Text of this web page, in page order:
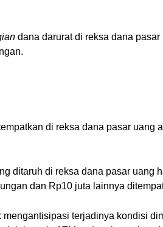
dana darurat di reksa dana
di reksa dana pasar
ditaruh di reksa dana pasar uang
dan Rp10 juta lainnya
terjadinya kondisi